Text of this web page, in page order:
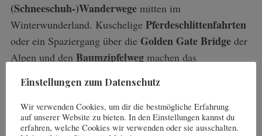
(Schneeschuh-)Wanderwegemitten im
Winterwunderland. Kuschelige Pferdeschlittenfahrten
oder ein Spaziergang über die Golden Gate Bridgeder
Alpen und den Baumzipfelwegmachen das
Ausflug wie aus einem Märchen.
Einstellungen zum Datenschutz
Wir verwenden Cookies, um dir die bestmögliche Erfahrung
auf unserer Website zu bieten. In den Einstellungen kannst du
erfahren, welche Cookies wir verwenden oder sie ausschalten.